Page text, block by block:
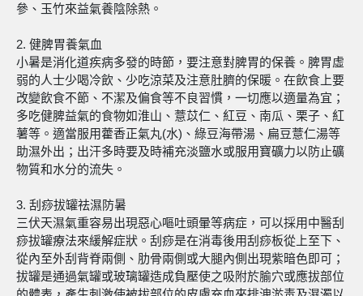
參、玉竹來益氣養陰除熱。
2. 健脾胃養氣血
小暑是消化道疾病多發的時節，要注意對脾胃的保養。脾胃虛
弱的人士少喝冷飲、少吃涼菜及注意肚臍的保暖。在飲食上要
改變飲食不節、不潔及偏食等不良習慣，一切應以適量為宜；
多吃健脾益氣的食物如淮山、薏苡仁、紅豆、南瓜、栗子、紅
薯等。適當服用藿香正氣丸(水)、綠豆海帶湯、扁豆薏仁湯等
助濕外出；出汗多時要及時補充淡鹽水或服用寶礦力以防止礦
物質和水分的流失。
3. 刮痧拔罐祛濕防暑
三伏天濕氣重容易出現惡心嘔吐頭暈等病症，可以採用中醫刮
痧拔罐療法來緩解症狀。刮痧是在消毒後用刮痧板從上至下、
從內至外刮背脊兩側、肋骨兩側或大腿內側出現紫暗色即可；
拔罐是通過氣罐或玻璃罐造成負壓使之吸附於腧穴或應拔部位